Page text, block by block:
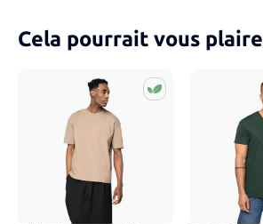
Cela pourrait vous plaire